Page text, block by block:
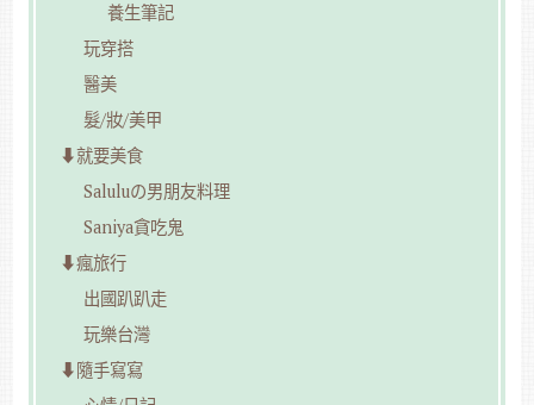
養生筆記
玩穿搭
醫美
髮/妝/美甲
⬇︎就要美食
Saluluの男朋友料理
Saniya貪吃鬼
⬇︎瘋旅行
出國趴趴走
玩樂台灣
⬇︎隨手寫寫